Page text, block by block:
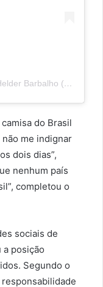
Uma publicação compartilhada por Helder Barbalho (@helderbarbalho)
do Brasil
me indignar
dois dias”,
nenhum país
completou o
sociais de
posição
Segundo o